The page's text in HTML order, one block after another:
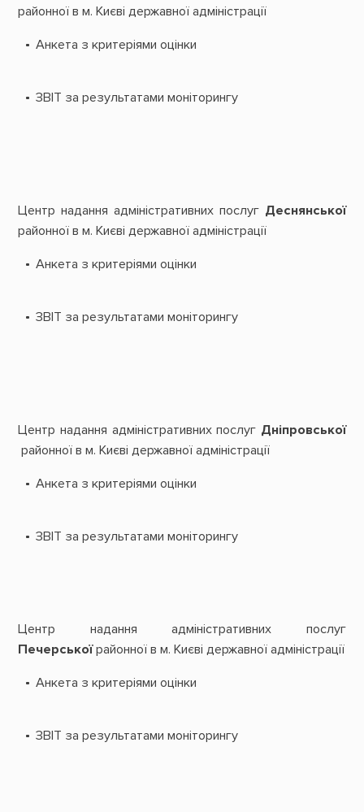
районної в м. Києві державної адміністрації
Анкета з критеріями оцінки
ЗВІТ за результатами моніторингу
Центр надання адміністративних послуг Деснянської
районної в м. Києві державної адміністрації
Анкета з критеріями оцінки
ЗВІТ за результатами моніторингу
Центр надання адміністративних послуг Дніпровської
районної в м. Києві державної адміністрації
Анкета з критеріями оцінки
ЗВІТ за результатами моніторингу
Центр надання адміністративних послуг
Печерської районної в м. Києві державної адміністрації
Анкета з критеріями оцінки
ЗВІТ за результатами моніторингу